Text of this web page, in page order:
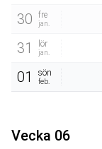
30 fre
jan.
31 lör
jan.
01 sön
feb.
Vecka 06